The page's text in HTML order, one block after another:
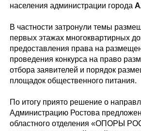
населения администрации города
В частности затронули темы
первых этажах многоквартирных
предоставления права на
проведения конкурса на право
отбора заявителей и порядок
площадок общественного питания.
По итогу приято решение о
Администрацию Ростова
областного отделения «ОПОРЫ